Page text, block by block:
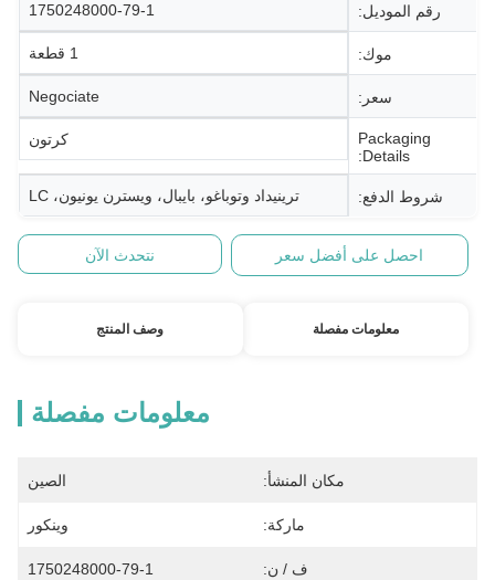
رقم الموديل: 1750248000-79-1
موك: 1 قطعة
سعر: Negociate
Packaging
Details:
كرتون
شروط الدفع: ترينيداد وتوباغو، بايبال، ويسترن يونيون، LC
احصل على أفضل سعر نتحدث الآن
معلومات مفصلة وصف المنتج
معلومات مفصلة
مكان المنشأ: الصين
ماركة: وينكور
ف / ن: 1750248000-79-1